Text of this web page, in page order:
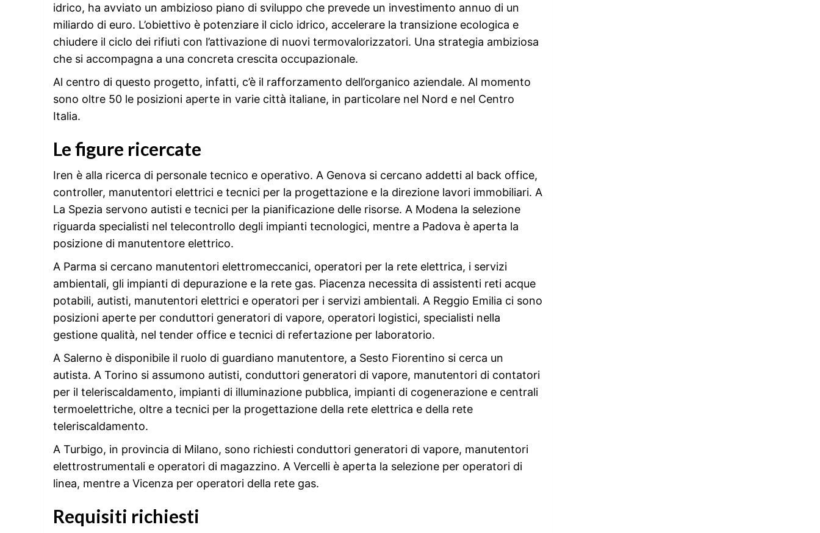
idrico, ha avviato un ambizioso piano di sviluppo che prevede un investimento annuo di un
miliardo di euro. L’obiettivo è potenziare il ciclo idrico, accelerare la transizione ecologica e
chiudere il ciclo dei rifiuti con l’attivazione di nuovi termovalorizzatori. Una strategia ambiziosa
che si accompagna a una concreta crescita occupazionale.
Al centro di questo progetto, infatti, c’è il rafforzamento dell’organico aziendale. Al momento
sono oltre 50 le posizioni aperte in varie città italiane, in particolare nel Nord e nel Centro
Italia.
Le figure ricercate
Iren è alla ricerca di personale tecnico e operativo. A Genova si cercano addetti al back office,
controller, manutentori elettrici e tecnici per la progettazione e la direzione lavori immobiliari. A
La Spezia servono autisti e tecnici per la pianificazione delle risorse. A Modena la selezione
riguarda specialisti nel telecontrollo degli impianti tecnologici, mentre a Padova è aperta la
posizione di manutentore elettrico.
A Parma si cercano manutentori elettromeccanici, operatori per la rete elettrica, i servizi
ambientali, gli impianti di depurazione e la rete gas. Piacenza necessita di assistenti reti acque
potabili, autisti, manutentori elettrici e operatori per i servizi ambientali. A Reggio Emilia ci sono
posizioni aperte per conduttori generatori di vapore, operatori logistici, specialisti nella
gestione qualità, nel tender office e tecnici di refertazione per laboratorio.
A Salerno è disponibile il ruolo di guardiano manutentore, a Sesto Fiorentino si cerca un
autista. A Torino si assumono autisti, conduttori generatori di vapore, manutentori di contatori
per il teleriscaldamento, impianti di illuminazione pubblica, impianti di cogenerazione e centrali
termoelettriche, oltre a tecnici per la progettazione della rete elettrica e della rete
teleriscaldamento.
A Turbigo, in provincia di Milano, sono richiesti conduttori generatori di vapore, manutentori
elettrostrumentali e operatori di magazzino. A Vercelli è aperta la selezione per operatori di
linea, mentre a Vicenza per operatori della rete gas.
Requisiti richiesti